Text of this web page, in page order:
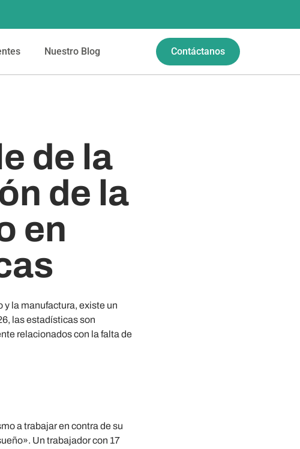
Nuestro Blog Contáctanos
de la
de la
en
y la manufactura, existe un
las estadísticas son
relacionados con la falta de
a trabajar en contra de su
Un trabajador con 17